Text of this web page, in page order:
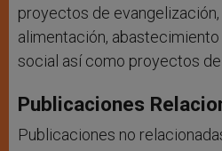
proyectos de
alimentación,
social así como proyectos
Publicaciones
Publicaciones no